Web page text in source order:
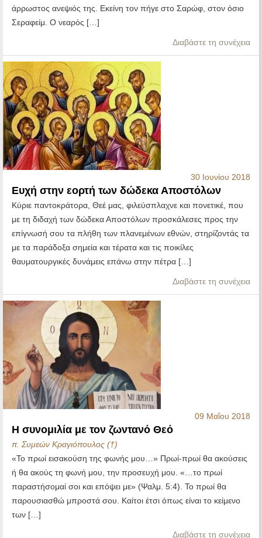
άρρωστος ανεψιός της. Εκείνη τον πήγε στο Σαρώφ, στον όσιο
Σεραφείμ. Ο νεαρός […]
Διαβάστε τη συνέχεια
30 Ιουνίου 2018
Ευχή στην εορτή των δώδεκα Αποστόλων
Κύριε παντοκράτορα, Θεέ μας, φιλεύσπλαχνε και πονετικέ, που
με τη διδαχή των δώδεκα Αποστόλων προσκάλεσες προς την
επίγνωσή σου τα πλήθη των πλανεμένων εθνών, στηρίζοντάς τα
με τα παράδοξα σημεία και τέρατα και τις ποικίλες
θαυματουργικές δυνάμεις επάνω στην πέτρα […]
Διαβάστε τη συνέχεια
09 Μαΐου 2018
Η συνομιλία με τον ζωντανό Θεό
π. Συμεών Κραγιόπουλος (†)
«Το πρωί εισακούση της φωνής μου…» Πρωί-πρωί θα ακούσεις
ή θα ακούς τη φωνή μου, την προσευχή μου. «…το πρωί
παραστήσομαί σοι και επόψει με» (Ψαλμ. 5:4). Το πρωί θα
παρουσιασθώ μπροστά σου. Καίτοι έτσι όπως είναι το κείμενο
των […]
Διαβάστε τη συνέχεια